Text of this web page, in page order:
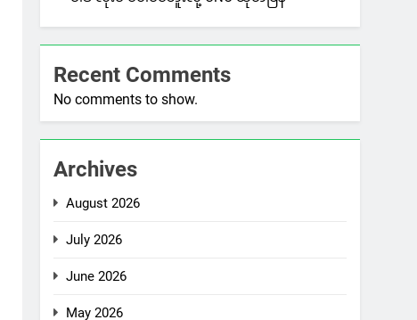
Recent Comments
No comments to show.
Archives
August 2026
July 2026
June 2026
May 2026